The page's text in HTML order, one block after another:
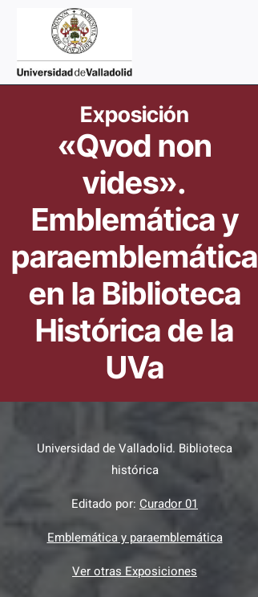
Exposición
«Qvod non
vides».
Emblemática y
paraemblemática
en la Biblioteca
Histórica de la
UVa
Universidad de Valladolid. Biblioteca
histórica
Editado por: Curador 01
Emblemática y paraemblemática
Ver otras Exposiciones